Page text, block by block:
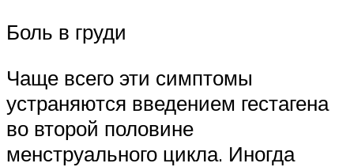
Боль в груди
Чаще всего эти симптомы
устраняются введением гестагена
во второй половине
менструального цикла. Иногда